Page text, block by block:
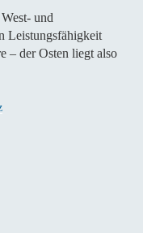
und
Leistungsfähigkeit
– der Osten liegt also